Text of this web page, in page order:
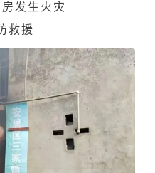
发生火灾
救援